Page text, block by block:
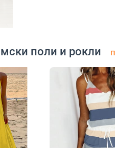
поли и рокли